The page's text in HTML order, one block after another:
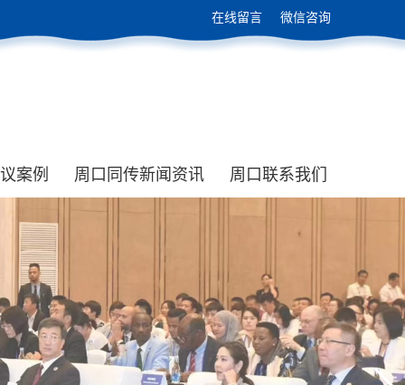
在线留言 微信咨询
案例 周口同传新闻资讯 周口联系我们